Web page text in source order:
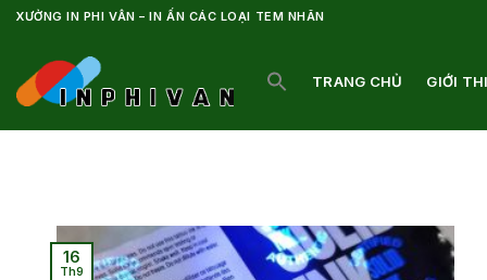
Bỏ
dung
XƯỞNG IN PHI VÂN – IN ẤN CÁC LOẠI TEM NHÃN
TRANG CHỦ GIỚI
16
Th9